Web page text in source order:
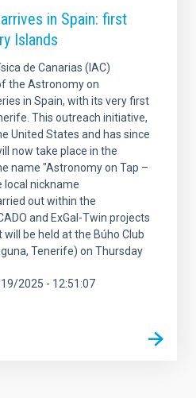
in Spain: first
Islands
de Canarias (IAC)
the Astronomy on
in Spain, with its very first
This outreach initiative,
United States and has since
now take place in the
name "Astronomy on Tap –
local nickname
out within the
and ExGal-Twin projects
be held at the Búho Club
Tenerife) on Thursday
2025 - 12:51:07